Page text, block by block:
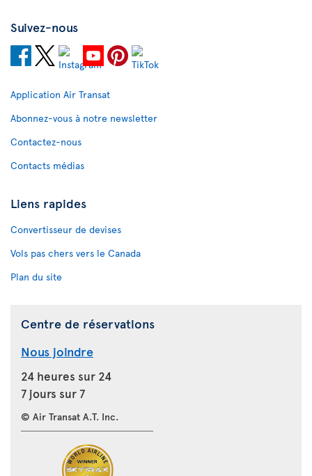
Suivez-nous
Application Air Transat
Abonnez-vous à notre newsletter
Contactez-nous
Contacts médias
Liens rapides
Convertisseur de devises
Vols pas chers vers le Canada
Plan du site
Centre de réservations
Nous joindre
24 heures sur 24
7 jours sur 7
© Air Transat A.T. Inc.